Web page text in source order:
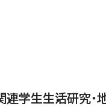
連学生生活研究・